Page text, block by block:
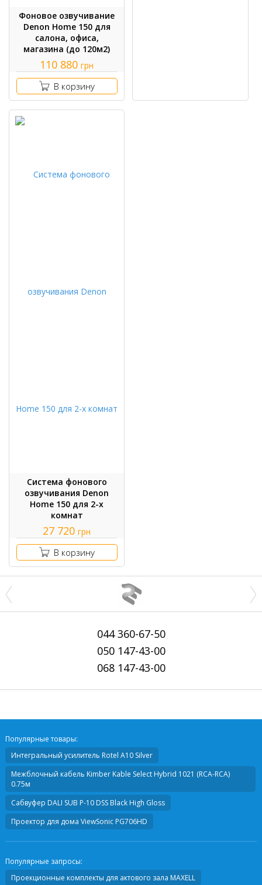
Фоновое озвучивание
Denon Home 150 для
салона, офиса,
магазина (до 120м2)
110 880 грн
В корзину
Система фонового
озвучивания Denon
Home 150 для 2-х
комнат
27 720 грн
В корзину
044360-67-50
050147-43-00
068147-43-00
Популярные товары:
Интегральный усилитель Rotel A10 Silver
Межблочный кабель Kimber Kable Select Hybrid 1021 (RCA-RCA)
0.75м
Сабвуфер DALI SUB P-10 DSS Black High Gloss
Проектор для дома ViewSonic PG706HD
Популярные запросы:
Проекционные комплекты для актового зала MAXELL